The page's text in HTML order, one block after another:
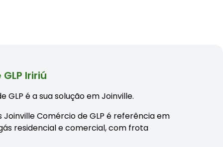
Iririú
GLP é a sua solução em Joinville.
Joinville Comércio de GLP é referência em
residencial e comercial, com frota